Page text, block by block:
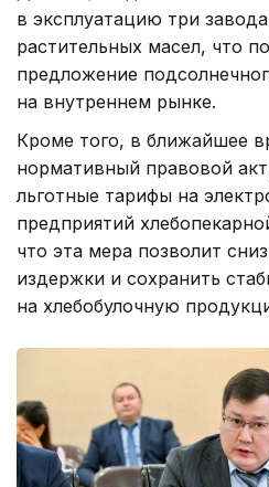
в эксплуатацию три
растительных масел, что
предложение
на внутреннем рынке.
Кроме того, в ближайшее
нормативный правовой
льготные тарифы на
предприятий
что эта мера позволит
издержки и сохранить
на хлебобулочную